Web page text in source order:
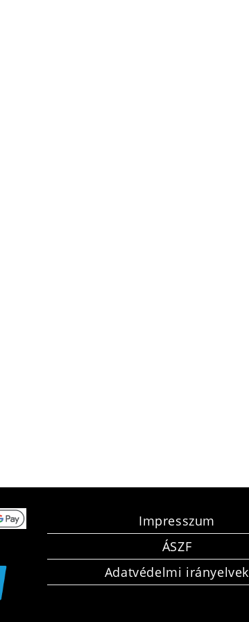
Impresszum
ÁSZF
Adatvédelmi irányelvek